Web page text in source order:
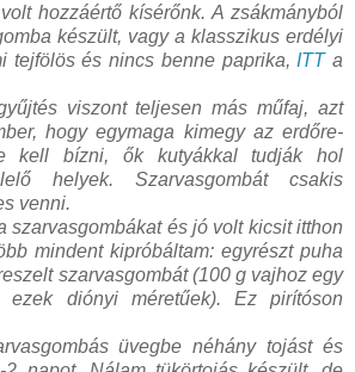
hozzáértő kísérőnk. A zsákmányból
készült, vagy a klasszikus erdélyi
tejfölös és nincs benne paprika, ITTa
viszont teljesen más műfaj, azt
hogy egymaga kimegy az erdőre-
kell bízni, ők kutyákkal tudják hol
helyek. Szarvasgombát csakis
venni.
szarvasgombákat és jó volt kicsit itthon
mindent kipróbáltam: egyrészt puha
szarvasgombát (100 g vajhoz egy
ezek diónyi méretűek). Ez pirítóson
üvegbe néhány tojást és